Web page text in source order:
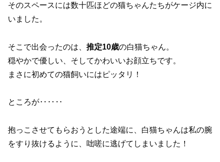
そのスペースには数十匹ほどの猫ちゃんたちがケージ内に
いました。
そこで出会ったのは、 推定10歳の白猫ちゃん。
穏やかで優しい、そしてかわいいお顔立ちです。
まさに初めての猫飼いにはピッタリ！
ところが‥‥‥
抱っこさせてもらおうとした途端に、白猫ちゃんは私の腕
をすり抜けるように、咄嗟に逃げてしまいました！